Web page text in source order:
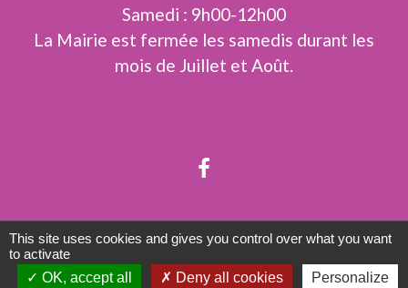
Samedi : 9h00-12h00
La Mairie est fermée les samedis durant les
mois de Juillet et Août.
Liens
This site uses cookies and gives you control over what you want
to activate
OK, accept all
Deny all cookies Personalize